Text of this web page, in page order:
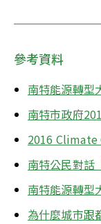
參考資料
南特能源轉型
南特市政府
2016 Climate
南特公民對話
南特能源轉型
為什麼城市跟